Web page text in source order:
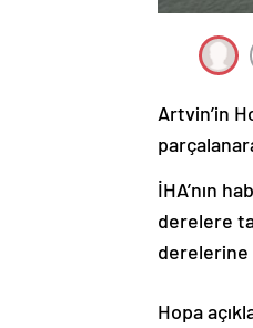
Artvin’in
İHA’nın
derelere
derelerine
Hopa